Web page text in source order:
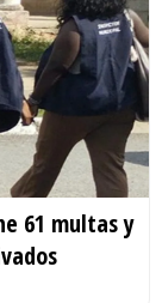
61 multas y